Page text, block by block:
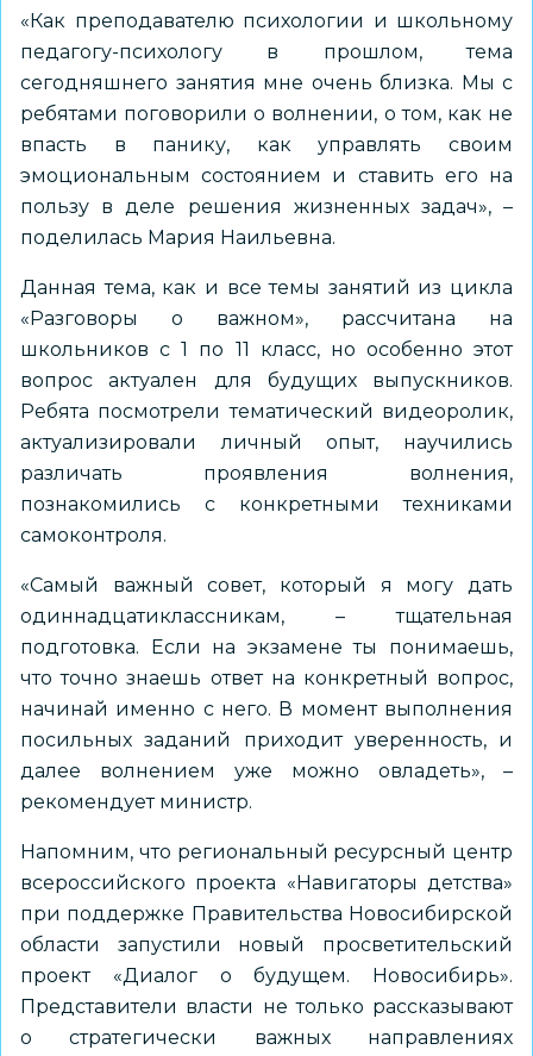
«Как преподавателю психологии и школьному
педагогу-психологу в прошлом, тема
сегодняшнего занятия мне очень близка. Мы с
ребятами поговорили о волнении, о том, как не
впасть в панику, как управлять своим
эмоциональным состоянием и ставить его на
пользу в деле решения жизненных задач», –
поделилась Мария Наильевна.
Данная тема, как и все темы занятий из цикла
«Разговоры о важном», рассчитана на
школьников с 1 по 11 класс, но особенно этот
вопрос актуален для будущих выпускников.
Ребята посмотрели тематический видеоролик,
актуализировали личный опыт, научились
различать проявления волнения,
познакомились с конкретными техниками
самоконтроля.
«Самый важный совет, который я могу дать
одиннадцатиклассникам, – тщательная
подготовка. Если на экзамене ты понимаешь,
что точно знаешь ответ на конкретный вопрос,
начинай именно с него. В момент выполнения
посильных заданий приходит уверенность, и
далее волнением уже можно овладеть», –
рекомендует министр.
Напомним, что региональный ресурсный центр
всероссийского проекта «Навигаторы детства»
при поддержке Правительства Новосибирской
области запустили новый просветительский
проект «Диалог о будущем. Новосибирь».
Представители власти не только рассказывают
о стратегически важных направлениях